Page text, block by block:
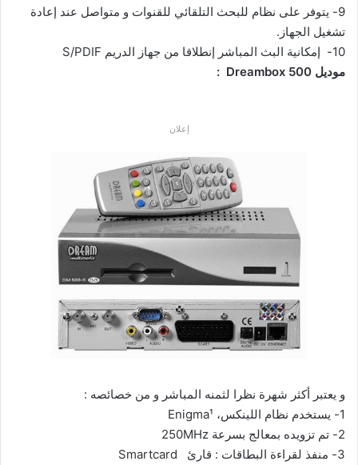
9-
يتوفر على نظام للبحث التلقائي للقنوات و متواصل عند إعادة
تشغيل الجهاز.
10-
إمكانية البث المباشر إنطلاقا من جهاز الدريم S/PDIF
موديل Dreambox 500 :
إعلان
و يعتبر أكثر شهرة نظرا لثمنه المباشر و من خصائصه :
1-
يستخدم نظام اللينكس، Enigma¹
2-
تم تزويده بمعالج بسرعة 250MHz
3-
منفذ لقراءة البطاقات : قارئ Smartcard